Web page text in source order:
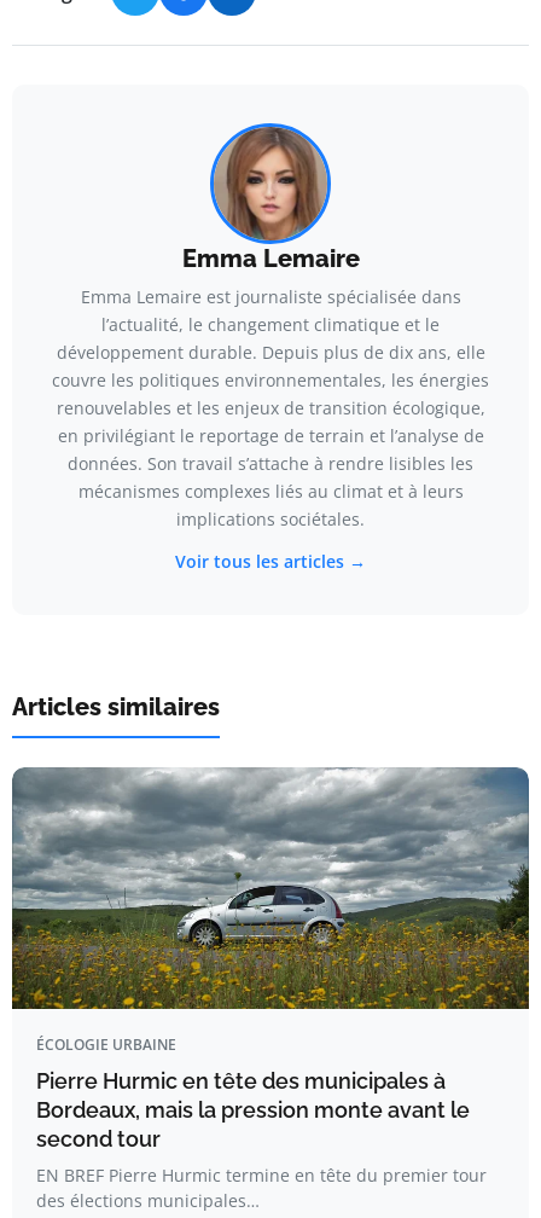
Emma Lemaire
Emma Lemaire est journaliste spécialisée dans
l’actualité, le changement climatique et le
développement durable. Depuis plus de dix ans, elle
couvre les politiques environnementales, les énergies
renouvelables et les enjeux de transition écologique,
en privilégiant le reportage de terrain et l’analyse de
données. Son travail s’attache à rendre lisibles les
mécanismes complexes liés au climat et à leurs
implications sociétales.
Voir tous les articles →
Articles similaires
ÉCOLOGIE URBAINE
Pierre Hurmic en tête des municipales à
Bordeaux, mais la pression monte avant le
second tour
EN BREF Pierre Hurmic termine en tête du premier tour
des élections municipales…